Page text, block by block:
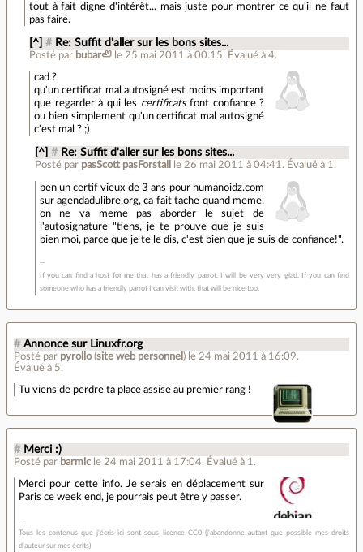
tout à fait digne d'intérêt... mais juste pour montrer ce qu'il ne faut
pas faire.
[^] # Re: Suffit d'aller sur les bons sites...
Posté par bubar🦥 le 25 mai 2011 à 00:15. Évalué à4.
cad ?
qu'un certificat mal autosigné est moins important
que regarder à qui les certificatsfont confiance ?
ou bien simplement qu'un certificat mal autosigné
c'est mal ? ;)
[^] # Re: Suffit d'aller sur les bons sites...
Posté par pasScott pasForstall le 26 mai 2011 à 04:41 . Évalué à 1 .
ben un certif vieux de 3 ans pour humanoidz.com
sur agendadulibre.org, ca fait tache quand meme,
on ne va meme pas aborder le sujet de
l'autosignature "tiens, je te prouve que je suis
bien moi, parce que je te le dis, c'est bien que je suis de confiance!".
If you can find a host for me that has a friendly parrot, I will be very very glad. If you can find
someone who has a friendly parrot I can visit with, that will be nice too.
# Annonce sur Linuxfr.org
Posté par pyrollo(site web personnel ) le 24 mai 2011 à 16:09.
Évalué à 5.
Tu viens de perdre ta place assise au premier rang !
# Merci :)
Posté par barmic le 24 mai 2011 à 17:04. Évalué à 1 .
Merci pour cette info. Je serais en déplacement sur
Paris ce week end, je pourrais peut être y passer.
Tous les contenus que j'écris ici sont sous licence CC0 (j'abandonne autant que possible mes droits
d'auteur sur mes écrits)